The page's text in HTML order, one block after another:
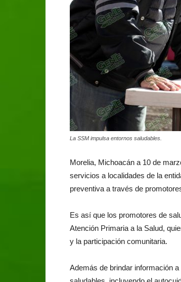
La SSM impulsa entornos saludables.
Morelia, Michoacán a 10 de
servicios a localidades de la
preventiva a través de
Es así que los promotores de
Atención Primaria a la Salud,
y la participación comunitaria.
Además de brindar información